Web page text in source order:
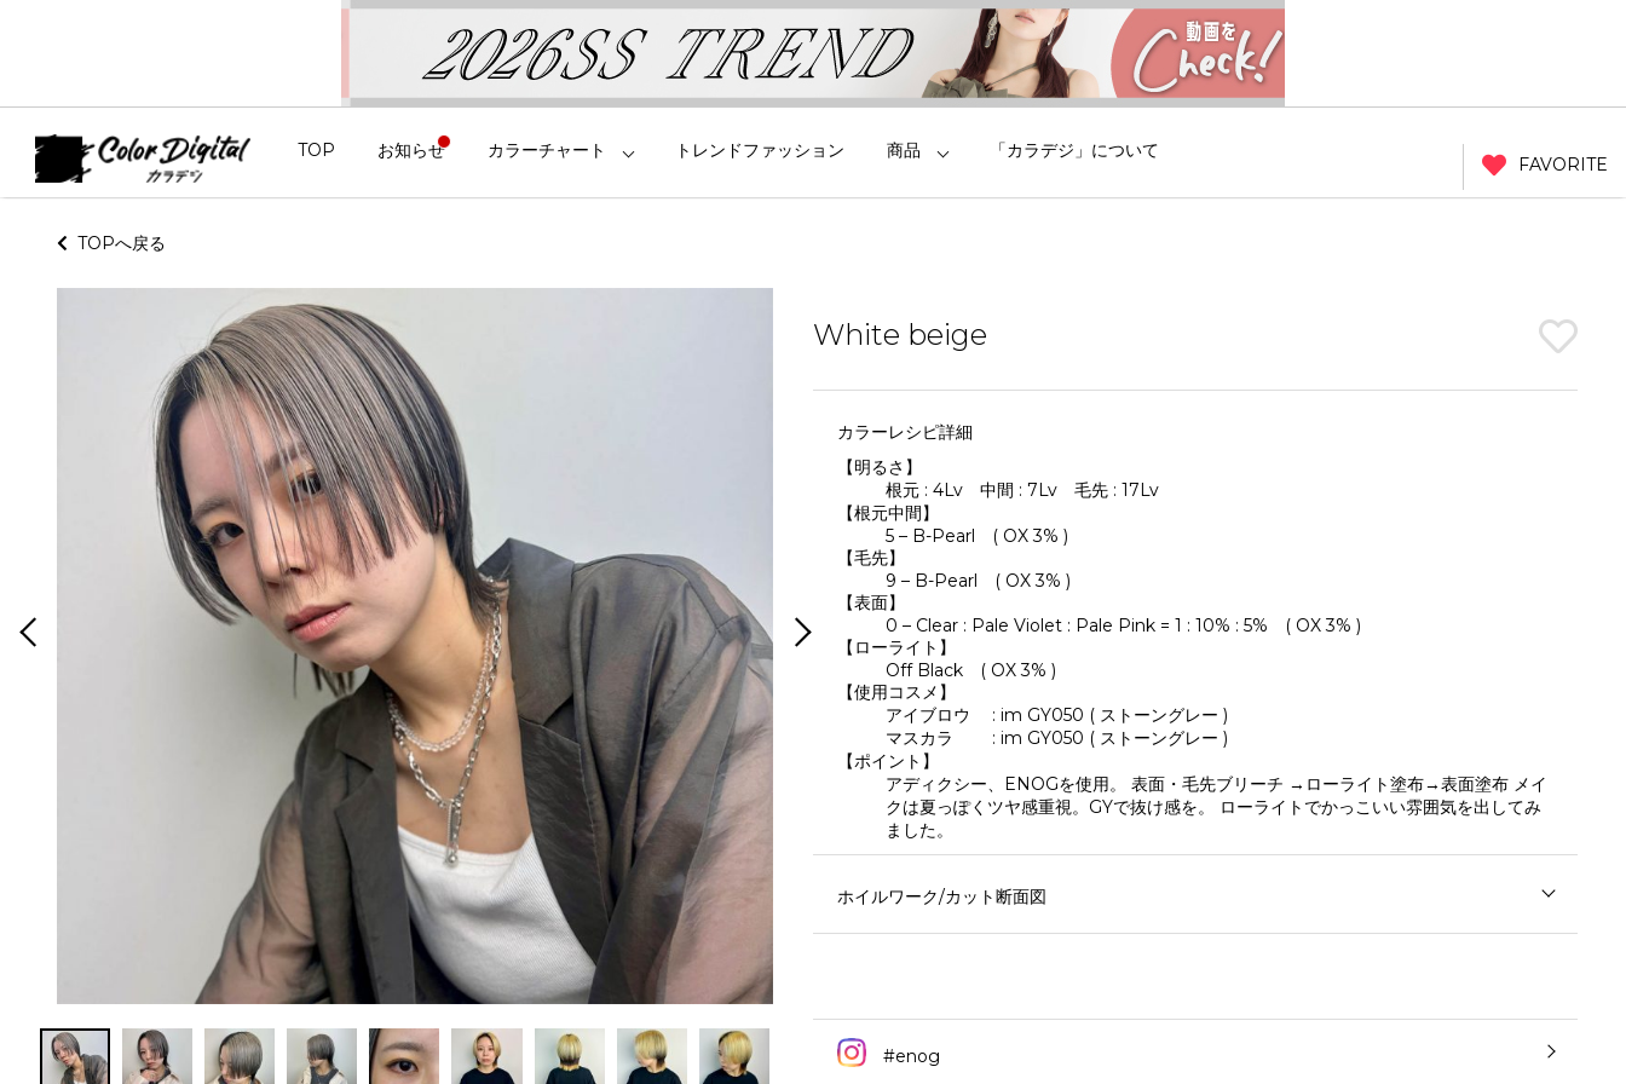
TOP お知らせ カラーチャート トレンドファッション 商品 「カラデジ」について
FAVORITE
TOPへ戻る
White beige
カラーレシピ詳細
【明るさ】
根元 : 4Lv 中間 : 7Lv 毛先 : 17Lv
【根元中間】
5 – B-Pearl ( OX 3% )
【毛先】
9 – B-Pearl ( OX 3% )
【表面】
0 – Clear : Pale Violet : Pale Pink = 1 : 10% : 5% ( OX 3% )
【ローライト】
Off Black ( OX 3% )
【使用コスメ】
アイブロウ : im GY050 ( ストーングレー )
マスカラ : im GY050 ( ストーングレー )
【ポイント】
アディクシー、ENOGを使用。 表面・毛先ブリーチ →ローライト塗布→表面塗布 メイ
クは夏っぽくツヤ感重視。GYで抜け感を。 ローライトでかっこいい雰囲気を出してみ
ました。
ホイルワーク/カット断面図
#enog